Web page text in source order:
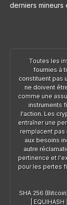
derniers mineurs
Toutes les
fournies à
constituent pas
ne doivent
comme une
instruments
l'action. Les
entraîner une
remplacent
aux besoins
autre
pertinence et
pour les pertes
SHA 256
EQUIHASH